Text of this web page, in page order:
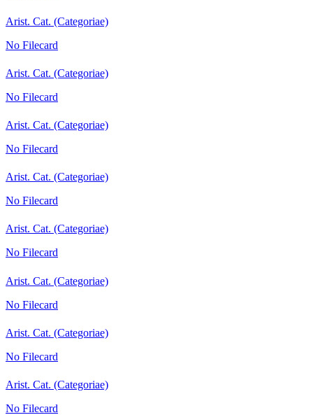
Arist. Cat. (Categoriae)
No Filecard
Arist. Cat. (Categoriae)
No Filecard
Arist. Cat. (Categoriae)
No Filecard
Arist. Cat. (Categoriae)
No Filecard
Arist. Cat. (Categoriae)
No Filecard
Arist. Cat. (Categoriae)
No Filecard
Arist. Cat. (Categoriae)
No Filecard
Arist. Cat. (Categoriae)
No Filecard